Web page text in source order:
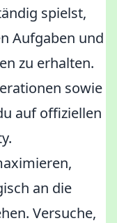
spielst,
Aufgaben und
zu erhalten.
sowie
auf offiziellen
an die
Versuche,